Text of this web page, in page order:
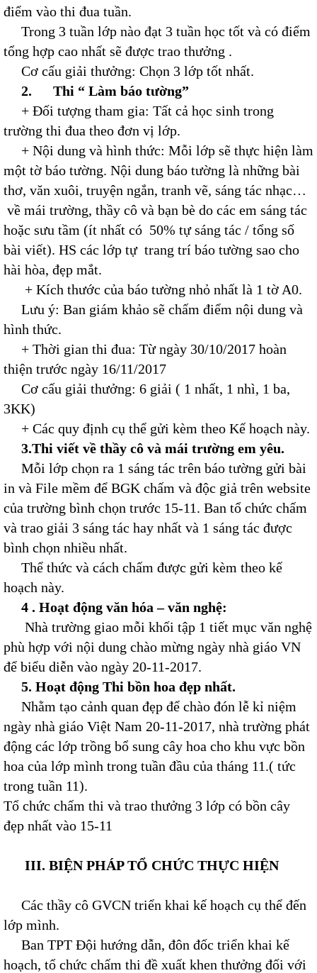
điểm vào thi đua tuần.
Trong 3 tuần lớp nào đạt 3 tuần học tốt và có điểm
tổng hợp cao nhất sẽ được trao thưởng .
Cơ cấu giải thưởng: Chọn 3 lớp tốt nhất.
2. Thi “ Làm báo tường”
+ Đối tượng tham gia: Tất cả học sinh trong
trường thi đua theo đơn vị lớp.
+ Nội dung và hình thức: Mỗi lớp sẽ thực hiện làm
một tờ báo tường. Nội dung báo tường là những bài
thơ, văn xuôi, truyện ngắn, tranh vẽ, sáng tác nhạc…
về mái trường, thầy cô và bạn bè do các em sáng tác
hoặc sưu tầm (ít nhất có 50% tự sáng tác / tổng số
bài viết). HS các lớp tự trang trí báo tường sao cho
hài hòa, đẹp mắt.
+ Kích thước của báo tường nhỏ nhất là 1 tờ A0.
Lưu ý: Ban giám khảo sẽ chấm điểm nội dung và
hình thức.
+ Thời gian thi đua: Từ ngày 30/10/2017 hoàn
thiện trước ngày 16/11/2017
Cơ cấu giải thưởng: 6 giải ( 1 nhất, 1 nhì, 1 ba,
3KK)
+ Các quy định cụ thể gửi kèm theo Kế hoạch này.
3.Thi viết về thầy cô và mái trường em yêu.
Mỗi lớp chọn ra 1 sáng tác trên báo tường gửi bài
in và File mềm để BGK chấm và độc giả trên website
của trường bình chọn trước 15-11. Ban tổ chức chấm
và trao giải 3 sáng tác hay nhất và 1 sáng tác được
bình chọn nhiều nhất.
Thể thức và cách chấm được gửi kèm theo kế
hoạch này.
4 . Hoạt động văn hóa – văn nghệ:
Nhà trường giao mỗi khối tập 1 tiết mục văn nghệ
phù hợp với nội dung chào mừng ngày nhà giáo VN
để biểu diễn vào ngày 20-11-2017.
5. Hoạt động Thi bồn hoa đẹp nhất.
Nhằm tạo cảnh quan đẹp để chào đón lễ kỉ niệm
ngày nhà giáo Việt Nam 20-11-2017, nhà trường phát
động các lớp trồng bổ sung cây hoa cho khu vực bồn
hoa của lớp mình trong tuần đầu của tháng 11.( tức
trong tuần 11).
Tổ chức chấm thi và trao thưởng 3 lớp có bồn cây
đẹp nhất vào 15-11
III. BIỆN PHÁP TỔ CHỨC THỰC HIỆN
Các thầy cô GVCN triển khai kế hoạch cụ thể đến
lớp mình.
Ban TPT Đội hướng dẫn, đôn đốc triển khai kế
hoạch, tổ chức chấm thi đề xuất khen thưởng đối với